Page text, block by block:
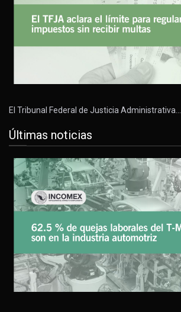
El Tribunal Federal de Justicia Administrativa…
Últimas noticias